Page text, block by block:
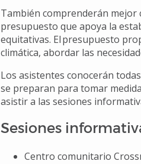
También comprenderán mejor
presupuesto que apoya la
equitativas. El presupuesto
climática, abordar las
Los asistentes conocerán
se preparan para tomar
asistir a las sesiones
Sesiones
Centro comunitario